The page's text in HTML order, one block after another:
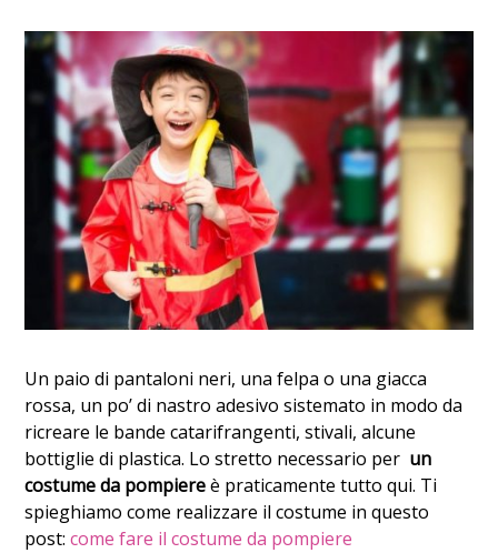
Un paio di pantaloni neri, una felpa o una giacca
rossa, un po’ di nastro adesivo sistemato in modo da
ricreare le bande catarifrangenti, stivali, alcune
bottiglie di plastica. Lo stretto necessario per un
costume da pompiereè praticamente tutto qui. Ti
spieghiamo come realizzare il costume in questo
post:come fare il costume da pompiere